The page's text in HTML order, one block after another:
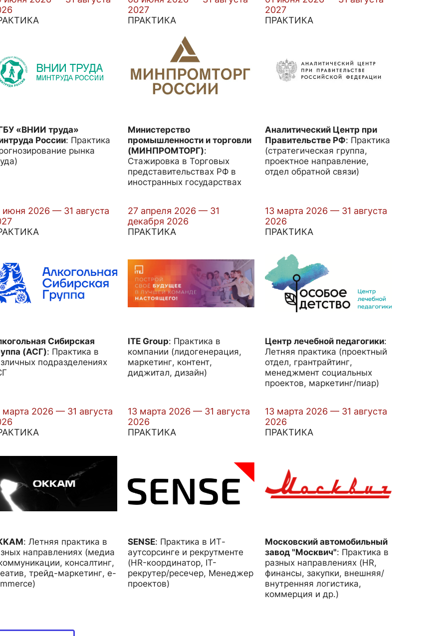
«ВНИИ труда»
России: Практика
рынка
2027
ПРАКТИКА
Министерство
промышленности и торговли
(МИНПРОМТОРГ):
Стажировка в Торговых
представительствах РФ в
иностранных государствах
2027
ПРАКТИКА
Аналитический Центр при
Правительстве РФ: Практика
(стратегическая группа,
проектное направление,
отдел обратной связи)
июня 2026 — 31 августа
Сибирская
(АСГ): Практика в
подразделениях
27 апреля 2026 — 31
декабря 2026
ПРАКТИКА
ITE Group: Практика в
компании (лидогенерация,
маркетинг, контент,
диджитал, дизайн)
13 марта 2026 — 31 августа
2026
ПРАКТИКА
Центр лечебной педагогики:
Летняя практика (проектный
отдел, грантрайтинг,
менеджмент социальных
проектов, маркетинг/пиар)
марта 2026 — 31 августа
: Летняя практика в
направлениях (медиа
консалтинг,
трейд-маркетинг, e-
13 марта 2026 — 31 августа
2026
ПРАКТИКА
SENSE: Практика в ИТ-
аутсорсинге и рекрутменте
(HR-координатор, IT-
рекрутер/ресечер, Менеджер
проектов)
13 марта 2026 — 31 августа
2026
ПРАКТИКА
Московский автомобильный
завод "Москвич": Практика в
разных направлениях (HR,
финансы, закупки, внешняя/
внутренняя логистика,
коммерция и др.)